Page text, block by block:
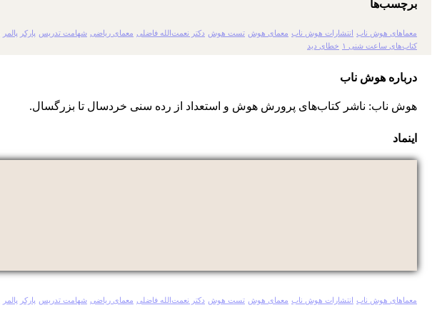
برچسب‌ها
معماهای هوش ناب انتشارات هوش ناب معمای هوش تست هوش دکتر نعمت‌الله فاضلی معمای ریاضی شهامت تدریس پارکر پالمر
کتاب‌های ساعت شنی ۱
خطای دید
درباره هوش ناب
هوش ناب: ناشر کتاب‌های پرورش هوش و استعداد از رده سنی خردسال تا بزرگسال.
اینماد
معماهای هوش ناب انتشارات هوش ناب معمای هوش تست هوش دکتر نعمت‌الله فاضلی معمای ریاضی شهامت تدریس پارکر پالمر